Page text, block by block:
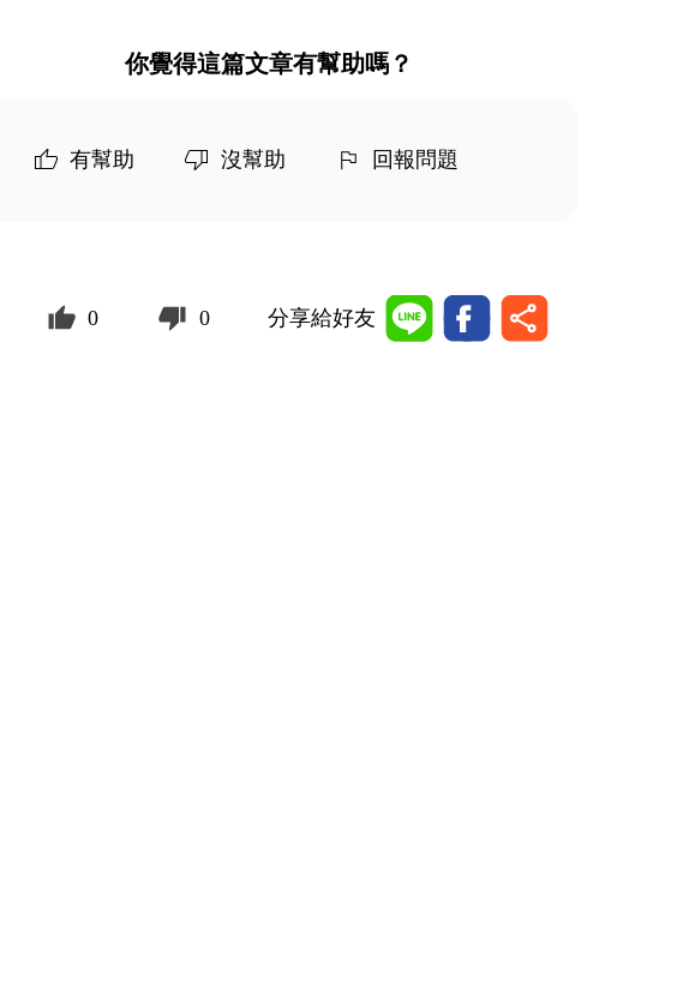
你覺得這篇文章有幫助嗎？
有幫助 沒幫助 回報問題
0 0 分享給好友